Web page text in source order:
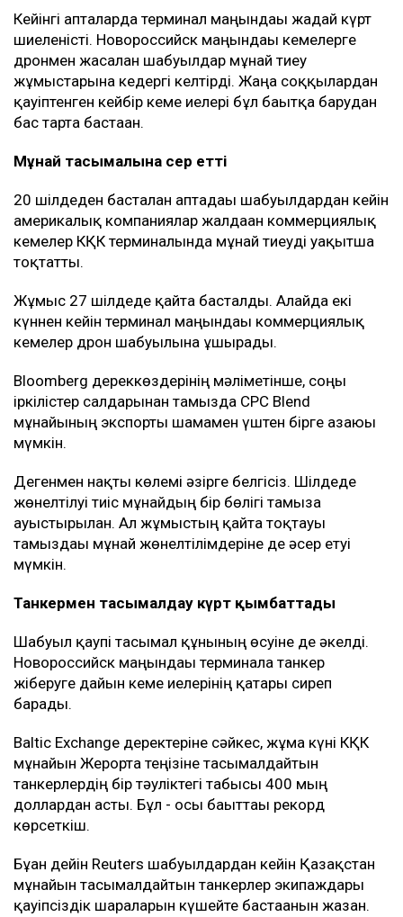
Кейінгі апталарда терминал маңындағы жағдай күрт
шиеленісті. Новороссийск маңындағы кемелерге
дронмен жасалған шабуылдар мұнай тиеу
жұмыстарына кедергі келтірді. Жаңа соққылардан
қауіптенген кейбір кеме иелері бұл бағытқа барудан
бас тарта бастаған.
Мұнай тасымалына әсер етті
20 шілдеден басталған аптадағы шабуылдардан кейін
америкалық компаниялар жалдаған коммерциялық
кемелер КҚК терминалында мұнай тиеуді уақытша
тоқтатты.
Жұмыс 27 шілдеде қайта басталды. Алайда екі
күннен кейін терминал маңындағы коммерциялық
кемелер дрон шабуылына ұшырады.
Bloomberg дереккөздерінің мәліметінше, соңғы
іркілістер салдарынан тамызда CPC Blend
мұнайының экспорты шамамен үштен бірге азаюы
мүмкін.
Дегенмен нақты көлемі әзірге белгісіз. Шілдеде
жөнелтілуі тиіс мұнайдың бір бөлігі тамызға
ауыстырылған. Ал жұмыстың қайта тоқтауы
тамыздағы мұнай жөнелтілімдеріне де әсер етуі
мүмкін.
Танкермен тасымалдау күрт қымбаттады
Шабуыл қаупі тасымал құнының өсуіне де әкелді.
Новороссийск маңындағы терминалға танкер
жіберуге дайын кеме иелерінің қатары сиреп
барады.
Baltic Exchange деректеріне сәйкес, жұма күні КҚК
мұнайын Жерорта теңізіне тасымалдайтын
танкерлердің бір тәуліктегі табысы 400 мың
доллардан асты. Бұл - осы бағыттағы рекорд
көрсеткіш.
Бұған дейін Reuters шабуылдардан кейін Қазақстан
мұнайын тасымалдайтын танкерлер экипаждары
қауіпсіздік шараларын күшейте бастағанын жазған.